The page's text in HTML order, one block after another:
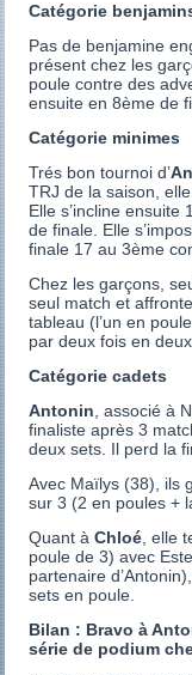
Catégorie
Pas de benjamine
présent chez les
poule contre des
ensuite en 8ème de
Catégorie minimes
Trés bon tournoi d’
TRJ de la saison,
Elle s’incline
de finale. Elle
finale 17 au 3ème
Chez les garçons,
seul match et
tableau (l’un en
par deux fois en deux
Catégorie cadets
Antonin , associé à
finaliste après 3
deux sets. Il perd la
Avec Maïlys (38), ils
sur 3 (2 en poules +
Quant àChloé , elle
poule de 3) avec
partenaire
sets en poule.
Bilan : Bravo à
série de podium